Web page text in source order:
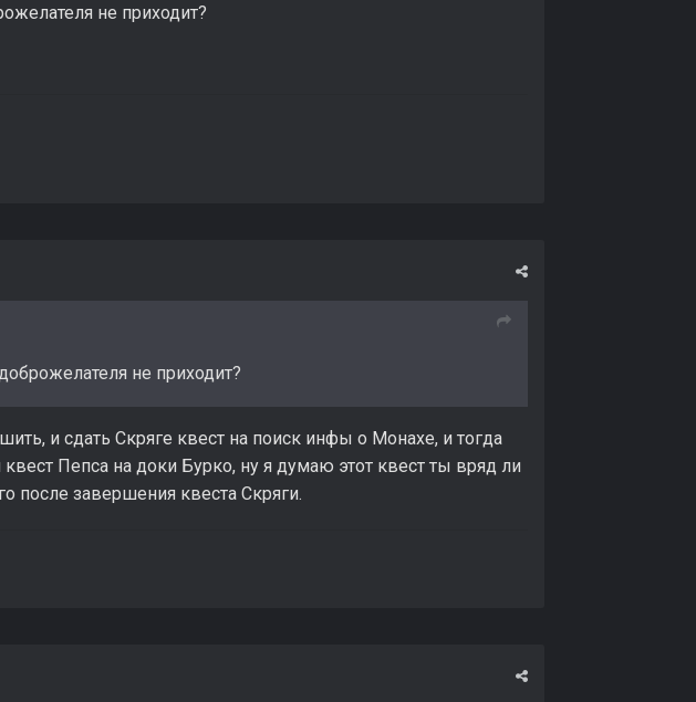
не приходит?
не приходит?
и сдать Скряге квест на поиск инфы о Монахе, и тогда
Пепса на доки Бурко, ну я думаю этот квест ты вряд ли
после завершения квеста Скряги.